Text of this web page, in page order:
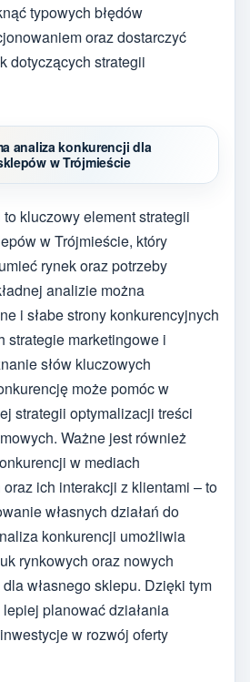
typowych błędów
oraz dostarczyć
dotyczących strategii
analiza konkurencji dla
w Trójmieście
kluczowy element strategii
w Trójmieście, który
rynek oraz potrzeby
analizie można
i słabe strony konkurencyjnych
strategie marketingowe i
słów kluczowych
może pomóc w
strategii optymalizacji treści
Ważne jest również
w mediach
ich interakcji z klientami – to
własnych działań do
konkurencji umożliwia
rynkowych oraz nowych
własnego sklepu. Dzięki tym
planować działania
w rozwój oferty